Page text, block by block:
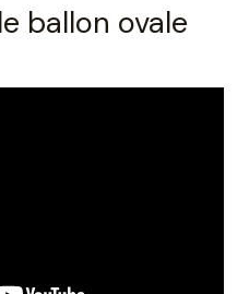
ballon ovale